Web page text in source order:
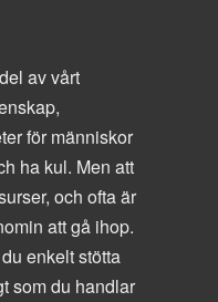
av vårt
för människor
ha kul. Men att
och ofta är
att gå ihop.
enkelt stötta
som du handlar